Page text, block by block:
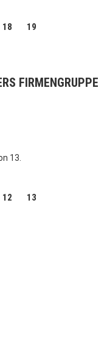
18 19
FIRMENGRUPPE
13.
12 13